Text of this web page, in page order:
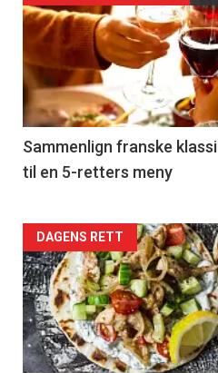
akkurat
nå
-
5
Sammenlign franske
til en 5-retters meny
Forsiden
akkurat
nå
-
DAGENS RETT